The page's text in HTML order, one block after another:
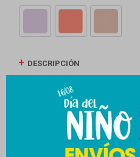
DESCRIPCIÓN
CAMBIOS Y DEVOLUCIONES
MEDIOS DE PAGO